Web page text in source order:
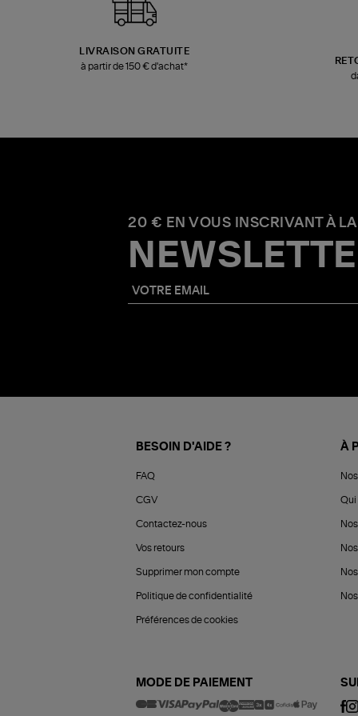
LIVRAISON GRATUITE
à partir de 150 € d'achat*
20 € EN VOUS INSCRIVANT À LA
BESOIN D'AIDE ?
FAQ
CGV
Contactez-nous
Vos retours
Supprimer mon compte
Politique de confidentialité
Préférences de cookies
À
Qui
MODE DE PAIEMENT